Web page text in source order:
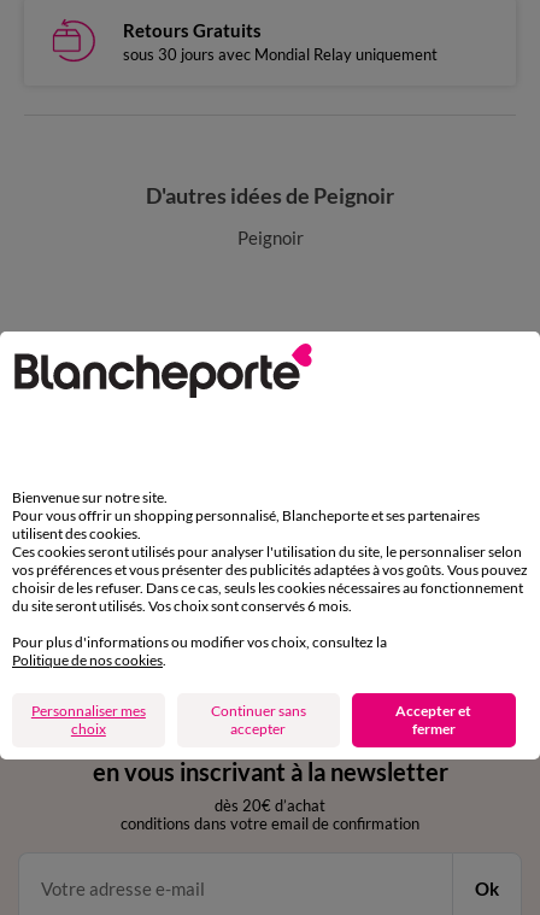
Retours Gratuits
sous 30 jours avec Mondial Relay uniquement
D'autres idées de Peignoir
Peignoir
Paiement 100% sécurisé
Payez plus tard ou en plusieurs fois
Retours gratuits
sous 30 jours avec Mondial Relay uniquement
Service clients
de 8h00 à 20h00 du lundi au samedi
11€ Offerts
en vous inscrivant à la newsletter
dès 20€ d’achat
conditions dans votre email de confirmation
Ok
Bienvenue sur notre site.
Pour vous offrir un shopping personnalisé, Blancheporte et ses partenaires
utilisent des cookies.
Ces cookies seront utilisés pour analyser l'utilisation du site, le personnaliser selon
vos préférences et vous présenter des publicités adaptées à vos goûts. Vous pouvez
choisir de les refuser. Dans ce cas, seuls les cookies nécessaires au fonctionnement
du site seront utilisés. Vos choix sont conservés 6 mois.
Pour plus d'informations ou modifier vos choix, consultez la
Politique de nos cookies
Personnaliser mes
choix
Continuer sans
accepter
Accepter et
fermer